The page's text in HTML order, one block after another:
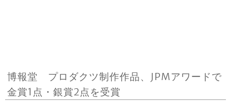
博報堂 プロダクツ制作作品、JPMアワードで
金賞1点・銀賞2点を受賞